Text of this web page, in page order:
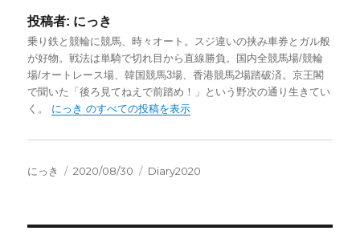
投稿者: にっき
乗り鉄と競輪に競馬、時々オート。スジ違いの挟み車券とガル般
が好物。戦法は単騎で切れ目から直線勝負。国内全競馬場/競輪
場/オートレース場、韓国競馬3場、香港競馬2場踏破済。京王閣
で聞いた「後ろ見てねえで前踏め！」という野次の通り生きてい
く。 にっき のすべての投稿を表示
投
にっき
投
2020/08/30
カ
Diary2020